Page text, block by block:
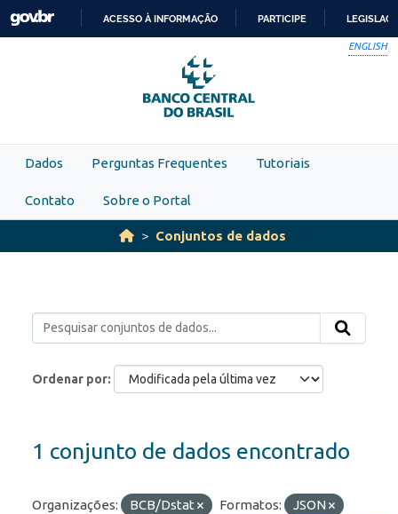
Skip to main content
PARA
O
CONTEÚDO
ACESSO À INFORMAÇÃO PARTICIPE
ENGLISH
Dados Perguntas Frequentes Tutoriais
Contato Sobre o Portal
Conjuntos de dados
Ordenar por
1 conjunto de dados encontrado
Organizações: BCB/Dstat Formatos:
JSON